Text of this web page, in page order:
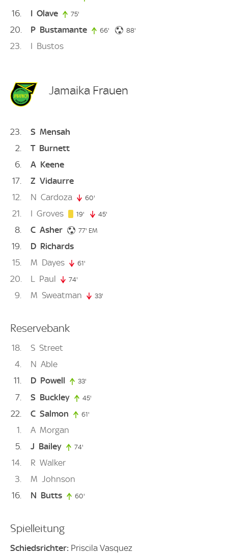
16 I Olave 75'
20 P Bustamante 66' 66. minute
88'
23 I Bustos
Jamaika Frauen
23 S Mensah
2
T Burnett
6
A Keene
17
Z Vidaurre
12
N Cardoza 60'
21 I Groves 19' 19. minute
45'
8 C Asher 77' 77. minute
EM
19 D Richards
15
M Dayes 61'
20 L Paul 74'
9 M Sweatman 33'
Reservebank
18 S Street
4
N Able
11
D Powell 33'
7 S Buckley 45'
22 C Salmon 61'
1 A Morgan
5
J Bailey 74'
14 R Walker
3
M
Johnson
16
N Butts 60'
Spielleitung
Schiedsrichter: Priscila Vasquez